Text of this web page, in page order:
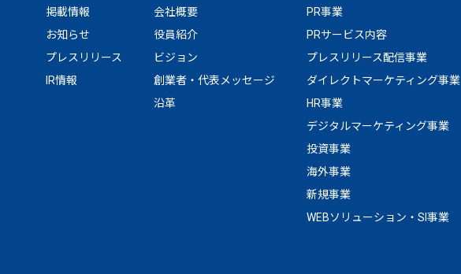
掲載情報
お知らせ
プレスリリース
IR情報
会社概要
役員紹介
ビジョン
創業者・代表メッセージ
沿革
PR事業
PRサービス内容
プレスリリース配信事業
ダイレクトマーケティング事業
HR事業
デジタルマーケティング事業
投資事業
海外事業
新規事業
WEBソリューション・SI事業